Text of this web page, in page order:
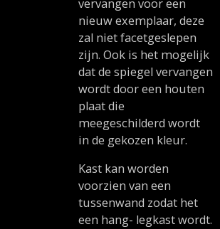
vervangen voor een
nieuw exemplaar, deze
zal niet facetgeslepen
zijn. Ook is het mogelijk
dat de spiegel vervangen
wordt door een houten
plaat die
meegeschilderd wordt
in de gekozen kleur.
Kast kan worden
voorzien van een
tussenwand zodat het
een hang- legkast wordt.